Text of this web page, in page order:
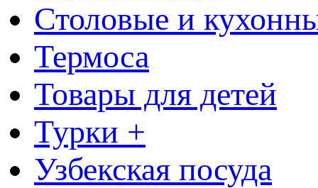
Столовые и
Термоса
Товары для детей
Турки +
Узбекская посуда